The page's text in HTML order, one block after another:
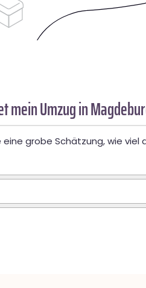
mein Umzug in
grobe Schätzung, wie viel